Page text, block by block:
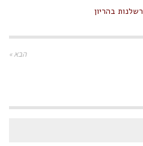
רשלנות בהריון
הבא »